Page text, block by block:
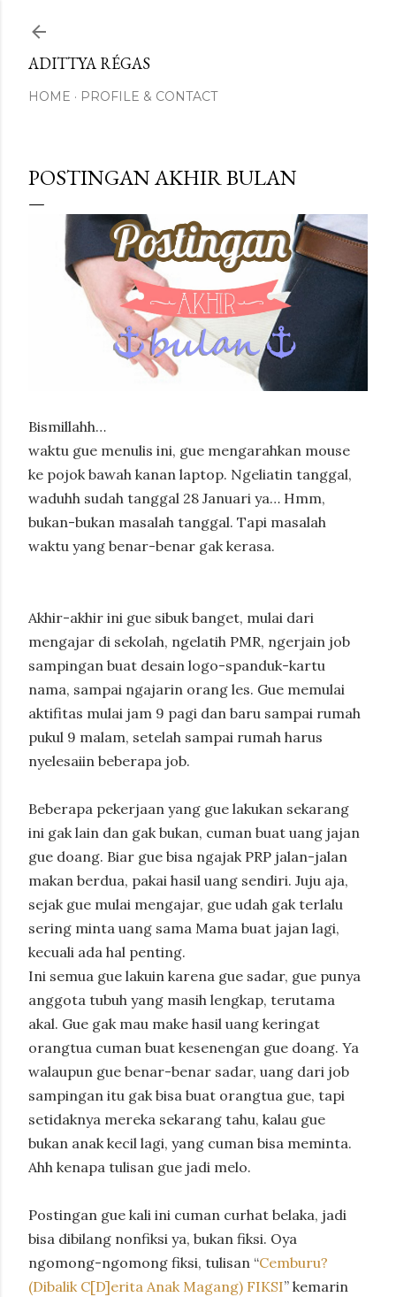
ADITTYA RÉGAS
HOME PROFILE & CONTACT
POSTINGAN AKHIR BULAN
Bismillahh…
waktu gue menulis ini, gue mengarahkan mouse
ke pojok bawah kanan laptop. Ngeliatin tanggal,
waduhh sudah tanggal 28 Januari ya… Hmm,
bukan-bukan masalah tanggal. Tapi masalah
waktu yang benar-benar gak kerasa.
Akhir-akhir ini gue sibuk banget, mulai dari
mengajar di sekolah, ngelatih PMR, ngerjain job
sampingan buat desain logo-spanduk-kartu
nama, sampai ngajarin orang les. Gue memulai
aktifitas mulai jam 9 pagi dan baru sampai rumah
pukul 9 malam, setelah sampai rumah harus
nyelesaiin beberapa job.
Beberapa pekerjaan yang gue lakukan sekarang
ini gak lain dan gak bukan, cuman buat uang jajan
gue doang. Biar gue bisa ngajak PRP jalan-jalan
makan berdua, pakai hasil uang sendiri. Juju aja,
sejak gue mulai mengajar, gue udah gak terlalu
sering minta uang sama Mama buat jajan lagi,
kecuali ada hal penting.
Ini semua gue lakuin karena gue sadar, gue punya
anggota tubuh yang masih lengkap, terutama
akal. Gue gak mau make hasil uang keringat
orangtua cuman buat kesenengan gue doang. Ya
walaupun gue benar-benar sadar, uang dari job
sampingan itu gak bisa buat orangtua gue, tapi
setidaknya mereka sekarang tahu, kalau gue
bukan anak kecil lagi, yang cuman bisa meminta.
Ahh kenapa tulisan gue jadi melo.
Postingan gue kali ini cuman curhat belaka, jadi
bisa dibilang nonfiksi ya, bukan fiksi. Oya
ngomong-ngomong fiksi, tulisan “Cemburu?
(Dibalik C[D]erita Anak Magang) FIKSI” kemarin